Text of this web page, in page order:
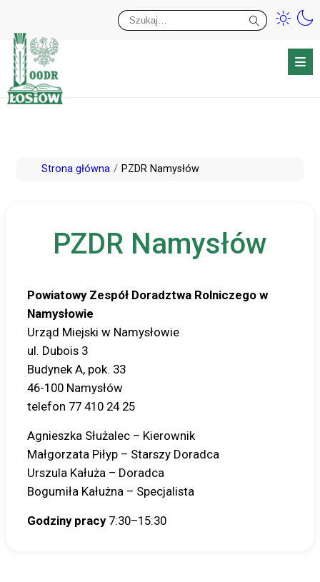
PrzejdźStrona główna PZDR Namysłów
PZDR Namysłów
Powiatowy Zespół Doradztwa Rolniczego w
Namysłowie
Urząd Miejski w Namysłowie
ul. Dubois 3
Budynek A, pok. 33
46-100 Namysłów
telefon 77 410 24 25
Agnieszka Służalec – Kierownik
Małgorzata Piłyp – Starszy Doradca
Urszula Kałuża – Doradca
Bogumiła Kałużna – Specjalista
Godziny pracy 7:30–15:30